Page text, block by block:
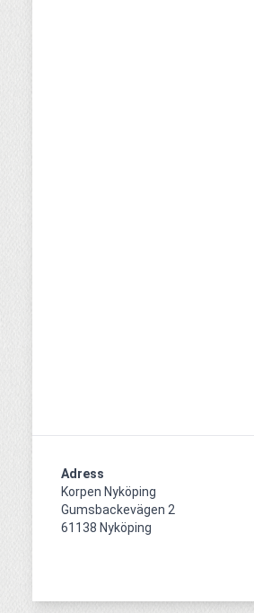
Adress
Korpen Nyköping
Gumsbackevägen 2
61138 Nyköping